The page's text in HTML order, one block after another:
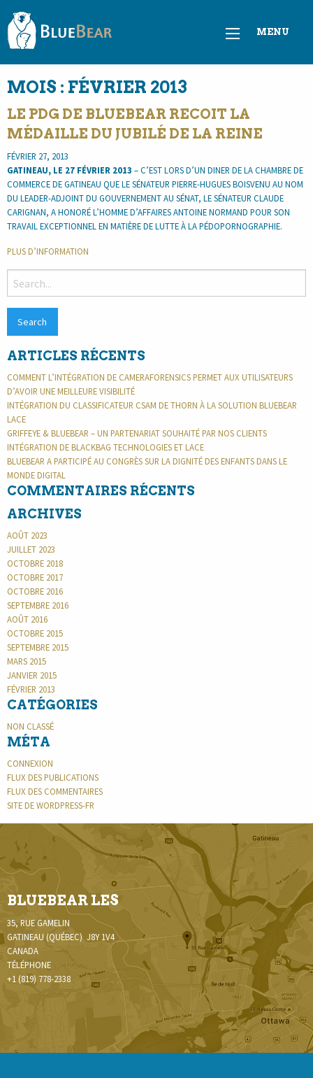
MENU
MOIS : FÉVRIER 2013
LE PDG DE BLUEBEAR RECOIT LA
MÉDAILLE DU JUBILÉ DE LA REINE
FÉVRIER 27, 2013
GATINEAU, LE 27 FÉVRIER 2013 – C’EST LORS D’UN DINER DE LA CHAMBRE DE
COMMERCE DE GATINEAU QUE LE SÉNATEUR PIERRE-HUGUES BOISVENU AU NOM
DU LEADER-ADJOINT DU GOUVERNEMENT AU SÉNAT, LE SÉNATEUR CLAUDE
CARIGNAN, A HONORÉ L’HOMME D’AFFAIRES ANTOINE NORMAND POUR SON
TRAVAIL EXCEPTIONNEL EN MATIÈRE DE LUTTE À LA PÉDOPORNOGRAPHIE.
PLUS D’INFORMATION
SEARCH
FOR:
ARTICLES RÉCENTS
COMMENT L’INTÉGRATION DE CAMERAFORENSICS PERMET AUX UTILISATEURS
D’AVOIR UNE MEILLEURE VISIBILITÉ
INTÉGRATION DU CLASSIFICATEUR CSAM DE THORN À LA SOLUTION BLUEBEAR
LACE
GRIFFEYE & BLUEBEAR – UN PARTENARIAT SOUHAITÉ PAR NOS CLIENTS
INTÉGRATION DE BLACKBAG TECHNOLOGIES ET LACE
BLUEBEAR A PARTICIPÉ AU CONGRÈS SUR LA DIGNITÉ DES ENFANTS DANS LE
MONDE DIGITAL
COMMENTAIRES RÉCENTS
ARCHIVES
AOÛT 2023
JUILLET 2023
OCTOBRE 2018
OCTOBRE 2017
OCTOBRE 2016
SEPTEMBRE 2016
AOÛT 2016
OCTOBRE 2015
SEPTEMBRE 2015
MARS 2015
JANVIER 2015
FÉVRIER 2013
CATÉGORIES
NON CLASSÉ
MÉTA
CONNEXION
FLUX DES PUBLICATIONS
FLUX DES COMMENTAIRES
SITE DE WORDPRESS-FR
BLUEBEAR LES
35, RUE GAMELIN
GATINEAU (QUÉBEC) J8Y 1V4
CANADA
TÉLÉPHONE
+1 (819) 778-2338